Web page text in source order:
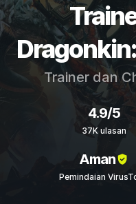
Trainer dan
4.9/5
37K ulasan
Aman
Pemindaian